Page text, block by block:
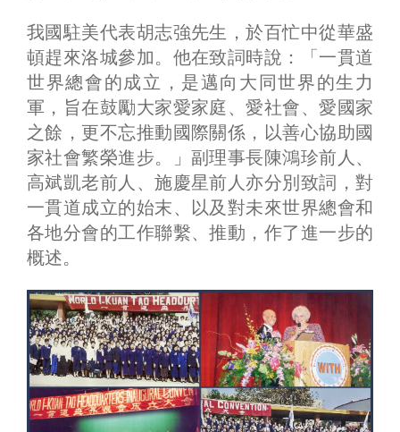
我國駐美代表胡志強先生，於百忙中從華盛
頓趕來洛城參加。他在致詞時說：「一貫道
世界總會的成立，是邁向大同世界的生力
軍，旨在鼓勵大家愛家庭、愛社會、愛國家
之餘，更不忘推動國際關係，以善心協助國
家社會繁榮進步。」副理事長陳鴻珍前人、
高斌凱老前人、施慶星前人亦分別致詞，對
一貫道成立的始末、以及對未來世界總會和
各地分會的工作聯繫、推動，作了進一步的
概述。